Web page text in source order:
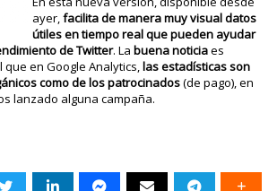
ayer,facilita de manera muy visual datos
útiles en tiempo real que pueden ayudar
de Twitter. Labuena noticiaes
que en Google Analytics,las estadísticas son
como de los patrocinados(de pago), en
lanzado alguna campaña.